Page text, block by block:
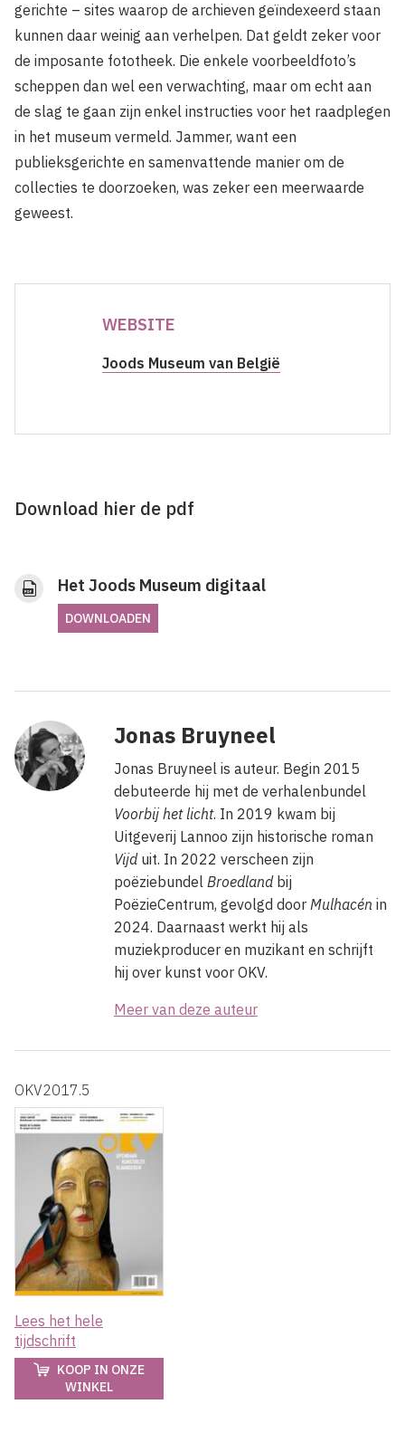
gerichte – sites waarop de archieven geïndexeerd staan
kunnen daar weinig aan verhelpen. Dat geldt zeker voor
de imposante fototheek. Die enkele voorbeeldfoto’s
scheppen dan wel een verwachting, maar om echt aan
de slag te gaan zijn enkel instructies voor het raadplegen
in het museum vermeld. Jammer, want een
publieksgerichte en samenvattende manier om de
collecties te doorzoeken, was zeker een meerwaarde
geweest.
WEBSITE
Joods Museum van België
Download hier de pdf
Het Joods Museum digitaal
DOWNLOADEN
Jonas Bruyneel
Jonas Bruyneel is auteur. Begin 2015
debuteerde hij met de verhalenbundel
Voorbij het licht. In 2019 kwam bij
Uitgeverij Lannoo zijn historische roman
Vijd uit. In 2022 verscheen zijn
poëziebundel Broedland bij
PoëzieCentrum, gevolgd door Mulhacén in
2024. Daarnaast werkt hij als
muziekproducer en muzikant en schrijft
hij over kunst voor OKV.
Meer van deze auteur
OKV2017.5
Lees het hele
tijdschrift
KOOP IN ONZE
WINKEL